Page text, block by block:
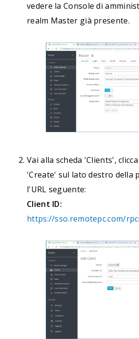
vedere la Console di
realm Master già presente.
Vai alla scheda 'Clients',
'Create' sul lato destro della
l'URL seguente:
Client ID:
https://sso.remotepc.com/